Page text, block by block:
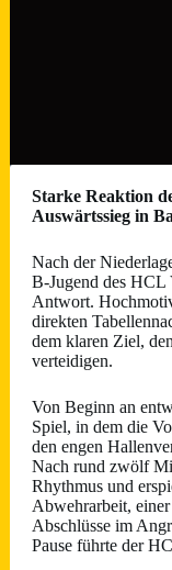
Starke Reaktion
Auswärtssieg in
Nach der
B-Jugend des HCL
Antwort.
direkten
dem klaren Ziel,
verteidigen.
Von Beginn an
Spiel, in dem die
den engen
Nach rund zwölf
Rhythmus und
Abwehrarbeit,
Abschlüsse im
Pause führte der